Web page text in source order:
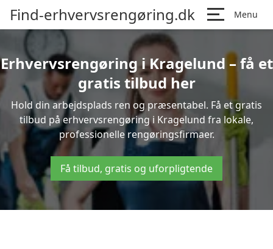
Find-erhvervsrengøring.dk Menu
Erhvervsrengøring i Kragelund – få et
gratis tilbud her
Hold din arbejdsplads ren og præsentabel. Få et gratis
tilbud på erhvervsrengøring i Kragelund fra lokale,
professionelle rengøringsfirmaer.
Få tilbud, gratis og uforpligtende